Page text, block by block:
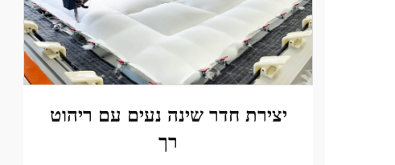
יצירת חדר שינה נעים עם ריהוט
רך